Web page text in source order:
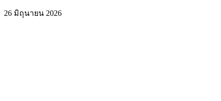
26 มิถุนายน 2026